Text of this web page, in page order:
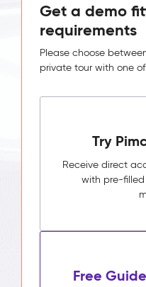
Get a demo
requirements
Please choose
private tour with one
Try
Receive direct
with pre-
Free